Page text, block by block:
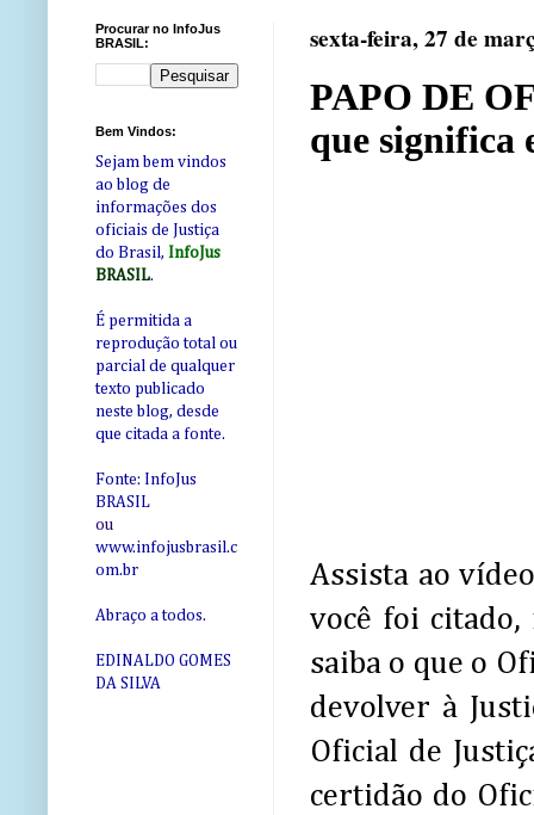
sexta-feira, 27 de
PAPO DE
que significa
Assista ao
você foi
saiba o que o
devolver à
Oficial de
certidão do
Procurar no InfoJus
BRASIL:
Bem Vindos:
Sejam bem vindos
ao blog de
informações dos
oficiais de Justiça
do Brasil, InfoJus
BRASIL.
É permitida a
reprodução total ou
parcial de qualquer
texto publicado
neste blog, desde
que citada a fonte.
Fonte: InfoJus
BRASIL
ou
www.infojusbrasil.c
om.br
Abraço a todos.
EDINALDO GOMES
DA SILVA